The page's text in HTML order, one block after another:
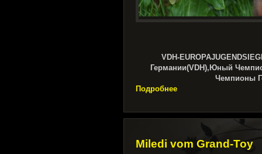
VDH-
Германии(VDH),Юный
Чемпионы
Подробнее
Miledi vom Grand-Toy